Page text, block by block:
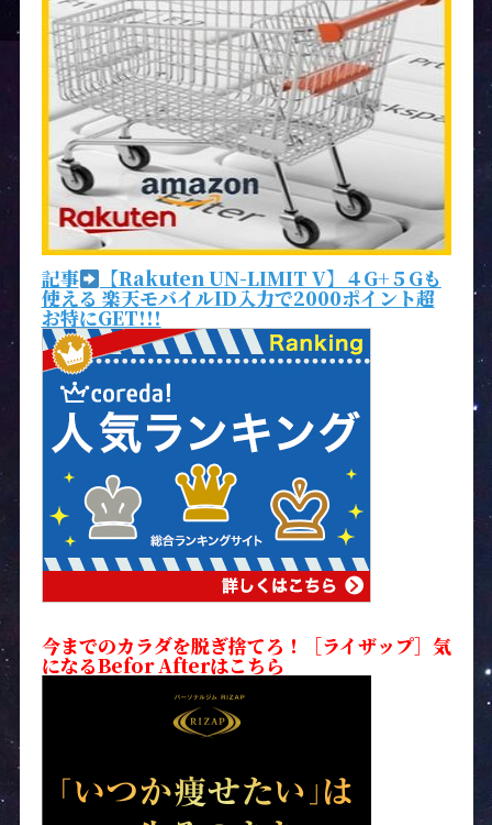
記事 【Rakuten UN-LIMIT V】４G+５Gも
使える 楽天モバイルID入力で2000ポイント超
お特にGET!!!
今までのカラダを脱ぎ捨てろ！［ライザップ］気
になるBefor Afterはこちら